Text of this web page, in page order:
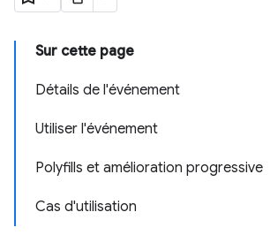
Sur cette page
Détails de l'événement
Utiliser l'événement
Polyfills et amélioration progressive
Cas d'utilisation